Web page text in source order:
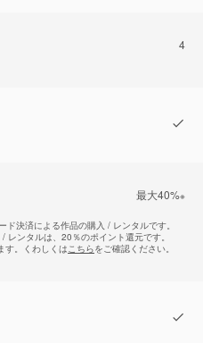
4
最⼤40%※
決済による作品の購入 / レンタルです。
ンタルは、20％のポイント還元です。
す。くわしくはこちらをご確認ください。